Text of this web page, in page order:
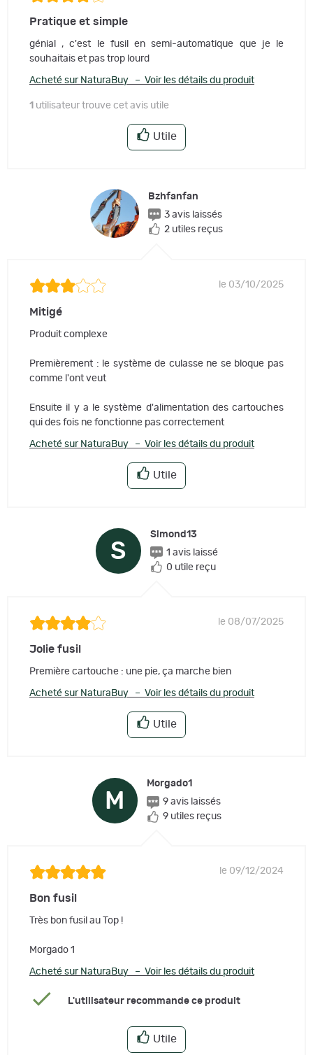
Pratique et simple
génial , c'est le fusil en semi-automatique que je le
souhaitais et pas trop lourd
Acheté sur NaturaBuy – Voir les détails du produit
1 utilisateur trouve cet avis utile
Utile
Bzhfanfan
3 avis laissés
2 utiles reçus
le 03/10/2025
Mitigé
Produit complexe
Premièrement : le système de culasse ne se bloque pas
comme l'ont veut
Ensuite il y a le système d'alimentation des cartouches
qui des fois ne fonctionne pas correctement
Acheté sur NaturaBuy – Voir les détails du produit
Utile
S
Simond13
1 avis laissé
0 utile reçu
le 08/07/2025
Jolie fusil
Première cartouche : une pie, ça marche bien
Acheté sur NaturaBuy – Voir les détails du produit
Utile
M
Morgado1
9 avis laissés
9 utiles reçus
le 09/12/2024
Bon fusil
Très bon fusil au Top !
Morgado 1
Acheté sur NaturaBuy – Voir les détails du produit
L'utilisateur recommande ce produit
Utile